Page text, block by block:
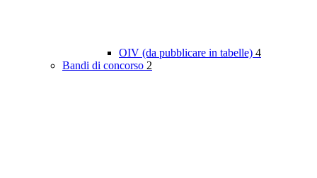
OIV (da pubblicare in tabelle) 4
Bandi di concorso 2